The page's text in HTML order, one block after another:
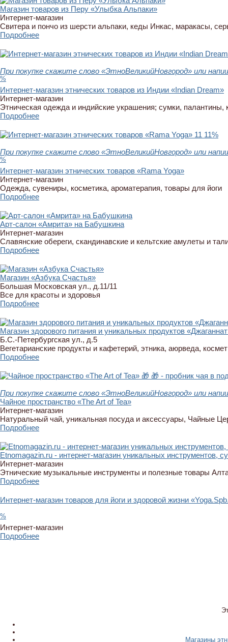
Магазин товаров из Перу «Улыбка Альпаки»
Интернет-магазин
Свитера и пончо из шерсти альпаки, кеды Инкас, маракасы,
Подробнее
При покупке скажите слово «ЭтноВеликийНовгород» или
%
Интернет-магазин этнических товаров из Индии «Indian Dream»
Интернет-магазин
Этническая одежда и индийские украшения; сумки, палантины,
Подробнее
11 11%
При покупке скажите слово «ЭтноВеликийНовгород» или
%
Интернет-магазин этнических товаров «Rama Yoga»
Интернет-магазин
Одежда, сувениры, косметика, ароматерапия, товары для йоги
Подробнее
Арт-салон «Амрита» на Бабушкина
Интернет-магазин
Славянские обереги, скандинавские и кельтские амулеты и
Подробнее
Магазин «Азбука Счастья»
Большая Московская ул., д.11/11
Все для красоты и здоровья
Подробнее
Магазин здорового питания и уникальных продуктов
Б.С.-Петербургская ул., д.5
Вегетарианские продукты и кафетерий, этника, аюрведа,
Подробнее
🎁 🎁 - пробник чая в
При покупке скажите слово «ЭтноВеликийНовгород» или
Чайное пространство «The Art of Tea»
Интернет-магазин
Натуральный чай, уникальная посуда и аксессуары, Чайные
Подробнее
Etnomagazin.ru - интернет-магазин уникальных инструментов,
Интернет-магазин
Этнические музыкальные инструменты и полезные товары
Подробнее
Интернет-магазин товаров для йоги и здоровой жизни
%
Интернет-магазин
Подробнее
Магазины